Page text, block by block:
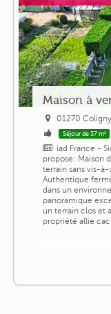
Maison à
01270 Coligny
Séjour de 37 m²
iad France -
propose: Maison
terrain sans vis-
Authentique
dans un
panoramique
un terrain clos et
propriété allie